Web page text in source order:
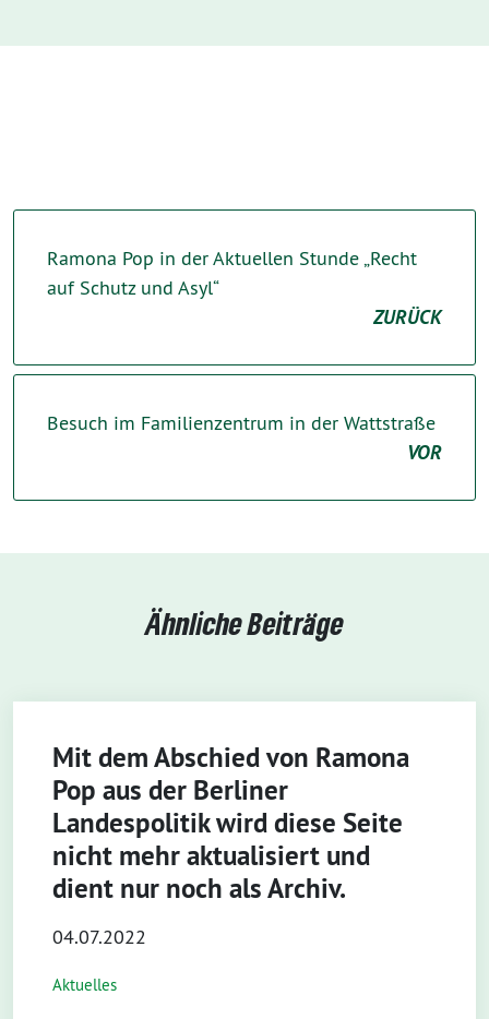
Ramona Pop in der Aktuellen Stunde „Recht
auf Schutz und Asyl“
ZURÜCK
Besuch im Familienzentrum in der Wattstraße
VOR
Ähnliche Beiträge
Mit dem Abschied von Ramona
Pop aus der Berliner
Landespolitik wird diese Seite
nicht mehr aktualisiert und
dient nur noch als Archiv.
04.07.2022
Aktuelles